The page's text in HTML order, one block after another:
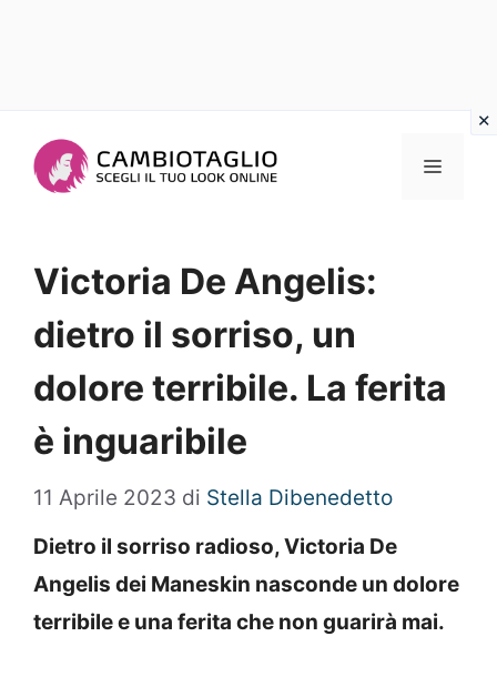
Menu
Victoria De Angelis:
dietro il sorriso, un
dolore terribile. La ferita
è inguaribile
11 Aprile 2023 di Stella Dibenedetto
Dietro il sorriso radioso, Victoria De
Angelis dei Maneskin nasconde un dolore
terribile e una ferita che non guarirà mai.